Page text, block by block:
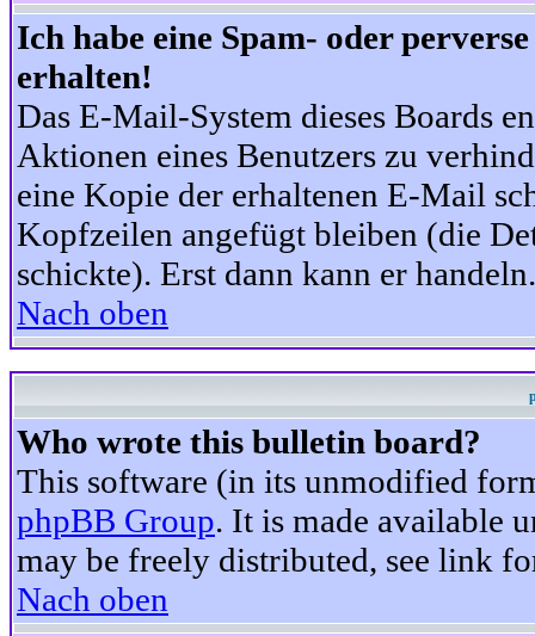
Ich habe eine Spam- oder
erhalten!
Das E-Mail-System dieses Boards
Aktionen eines Benutzers zu
eine Kopie der erhaltenen E-Mail
Kopfzeilen angefügt bleiben (die
schickte). Erst dann kann er handeln.
Nach oben
Who wrote this bulletin board?
This software (in its unmodified
phpBB Group. It is made available
may be freely distributed, see link
Nach oben